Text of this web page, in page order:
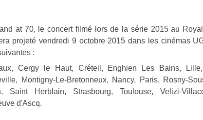
at 70, le concert filmé lors de la série 2015 au
projeté vendredi 9 octobre 2015 dans les cinémas
:
Cergy le Haut, Créteil, Enghien Les Bains,
Montigny-Le-Bretonneux, Nancy, Paris, Rosny-
Saint Herblain, Strasbourg, Toulouse, Velizi-
d'Ascq.